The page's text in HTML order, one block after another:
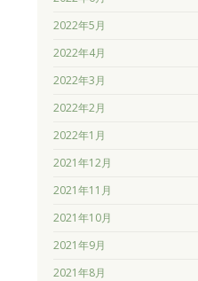
2022年5月
2022年4月
2022年3月
2022年2月
2022年1月
2021年12月
2021年11月
2021年10月
2021年9月
2021年8月